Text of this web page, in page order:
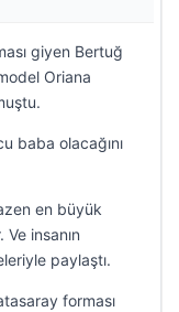
giyen Bertuğ
Oriana
baba olacağını
en büyük
insanın
paylaştı.
forması